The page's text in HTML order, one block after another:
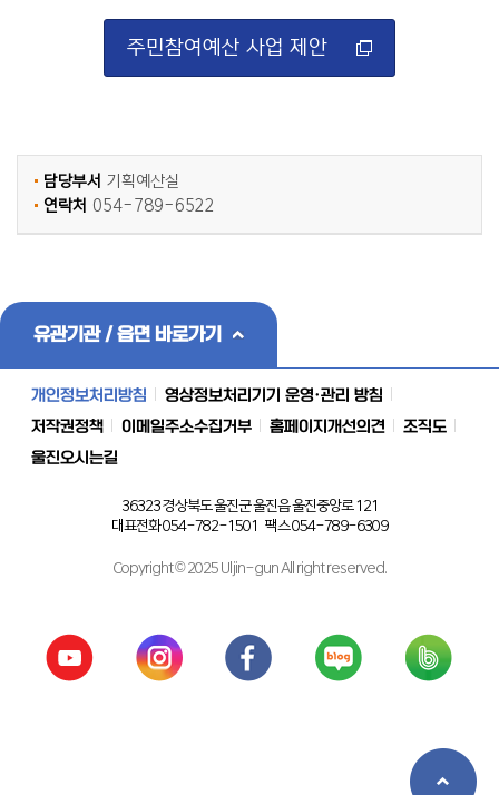
주민참여예산 사업 제안
담당부서 기획예산실
연락처 054-789-6522
유관기관 / 읍면 바로가기
개인정보처리방침
영상정보처리기기 운영·관리 방침
저작권정책
이메일주소수집거부 홈페이지개선의견
조직도
울진오시는길
36323 경상북도 울진군 울진읍 울진중앙로 121
대표전화 054-782-1501 팩스 054-789-6309
Copyright © 2025 Uljin-gun All right reserved.